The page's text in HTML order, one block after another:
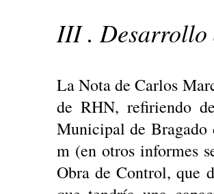
III . Desarrollo
La Nota de Carlos
de RHN, refiriendo
Municipal de
m (en otros informes
Obra de Control, que